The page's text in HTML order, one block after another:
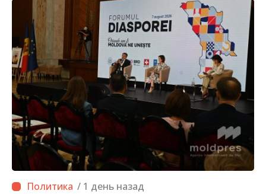
/ 1 день назад